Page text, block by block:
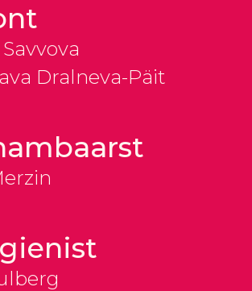
Dralneva-Päit